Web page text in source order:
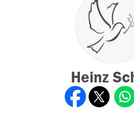
Heinz